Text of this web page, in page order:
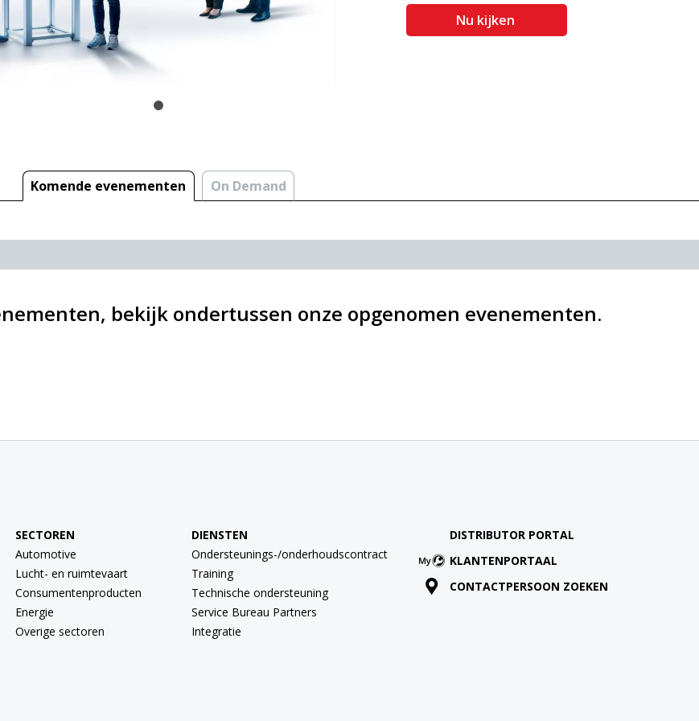
Nu kijken
Komende evenementen On Demand
bekijk ondertussen onze opgenomen evenementen.
SECTOREN
Automotive
Lucht- en ruimtevaart
Consumentenproducten
Energie
Overige sectoren
DIENSTEN
Ondersteunings-/onderhoudscontract
Training
Technische ondersteuning
Service Bureau Partners
Integratie
DISTRIBUTOR PORTAL
KLANTENPORTAAL
CONTACTPERSOON ZOEKEN